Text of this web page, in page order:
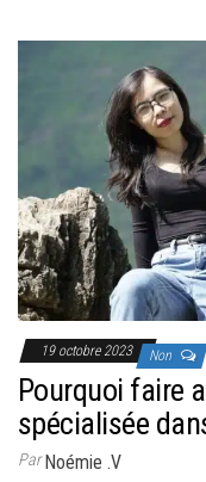
19 octobre 2023 Non
Pourquoi faire
spécialisée
ParNoémie .V